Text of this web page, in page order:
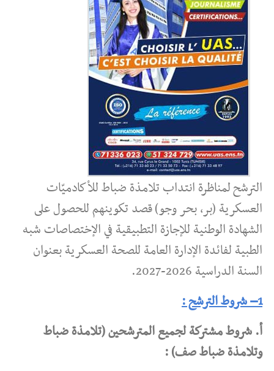
الترشح لمناظرة انتداب تلامذة ضباط للأكادميّات
العسكرية (بر، بحر وجو) قصد تكوينهم للحصول على
الشهادة الوطنية للإجازة التطبيقية في الإختصاصات شبه
الطبية لفائدة الإدارة العامة للصحة العسكرية بعنوان
السنة الدراسية 2026-2027.
1– شروط الترشح :
أ. شروط مشتركة لجميع المترشحين (تلامذة ضباط
وتلامذة ضباط صف) :